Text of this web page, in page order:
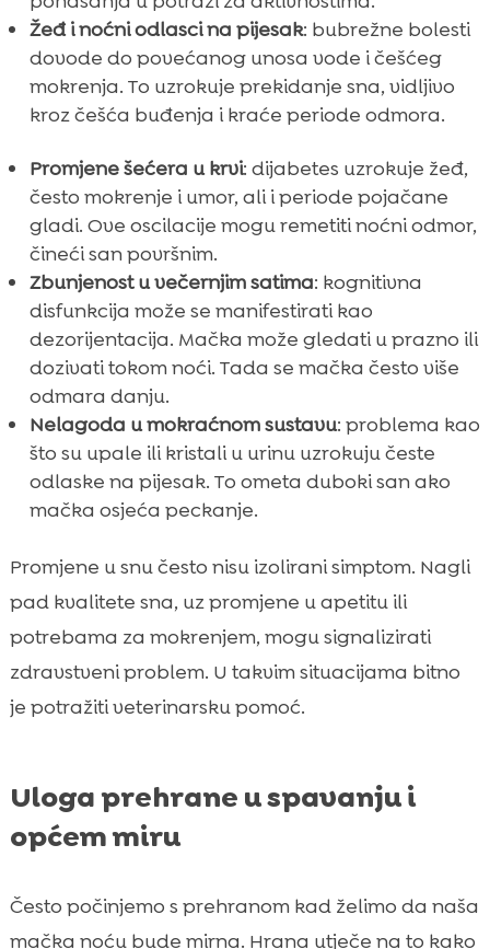
Žeđ i noćni odlasci na pijesak: bubrežne bolesti
dovode do povećanog unosa vode i češćeg
mokrenja. To uzrokuje prekidanje sna, vidljivo
kroz češća buđenja i kraće periode odmora.
Promjene šećera u krvi: dijabetes uzrokuje žeđ,
često mokrenje i umor, ali i periode pojačane
gladi. Ove oscilacije mogu remetiti noćni odmor,
čineći san površnim.
Zbunjenost u večernjim satima: kognitivna
disfunkcija može se manifestirati kao
dezorijentacija. Mačka može gledati u prazno ili
dozivati tokom noći. Tada se mačka često više
odmara danju.
Nelagoda u mokraćnom sustavu: problema kao
što su upale ili kristali u urinu uzrokuju česte
odlaske na pijesak. To ometa duboki san ako
mačka osjeća peckanje.
Promjene u snu često nisu izolirani simptom. Nagli
pad kvalitete sna, uz promjene u apetitu ili
potrebama za mokrenjem, mogu signalizirati
zdravstveni problem. U takvim situacijama bitno
je potražiti veterinarsku pomoć.
Uloga prehrane u spavanju i
općem miru
Često počinjemo s prehranom kad želimo da naša
mačka noću bude mirna. Hrana utječe na to kako